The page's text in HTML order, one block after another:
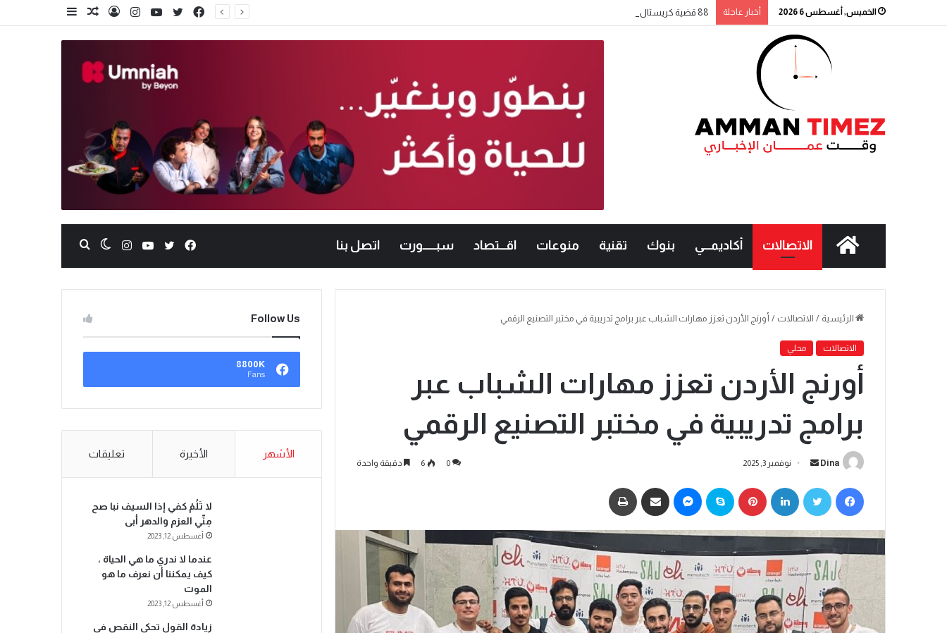
الخميس, أغسطس 6 2026 أخبار عاجلة 88 قضية كريستال خلال أسبوع.. والحملة الأمنية مستمرة
الاتصالات أكاديمـــي بنوك تقنية منوعات اقـــتصاد سبــــــورت اتصل بنا
الرئيسية / الاتصالات / أورنج الأردن تعزز مهارات الشباب عبر برامج تدريبية في مختبر التصنيع الرقمي
الاتصالات محلي
أورنج الأردن تعزز مهارات الشباب عبر
برامج تدريبية في مختبر التصنيع الرقمي
Dina نوفمبر 3, 2025 0
6 دقيقة واحدة
Follow Us
8800K
Fans
الأشهر الأخيرة تعليقات
لا تَلُمْ كفي إذا السيف نبا صح
مِنِّي العزم والدهر أبى
أغسطس 12, 2023
عندما لا ندري ما هي الحياة ،
كيف يمكننا أن نعرف ما هو
الموت
أغسطس 12, 2023
زيادة القول تحكي النقص في